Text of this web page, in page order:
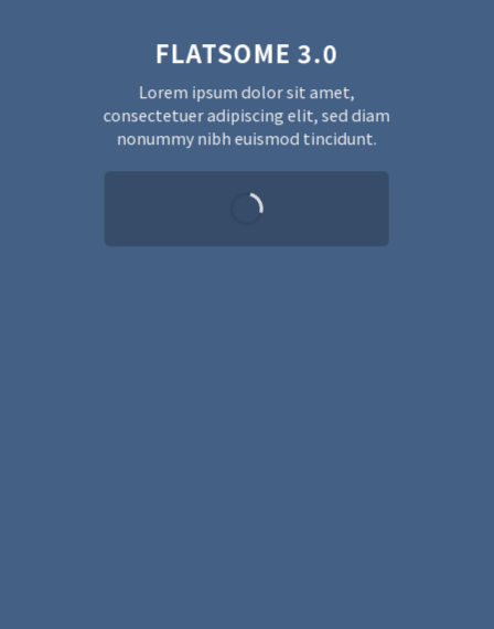
FLATSOME 3.0
Lorem ipsum dolor sit amet,
consectetuer adipiscing elit, sed diam
nonummy nibh euismod tincidunt.